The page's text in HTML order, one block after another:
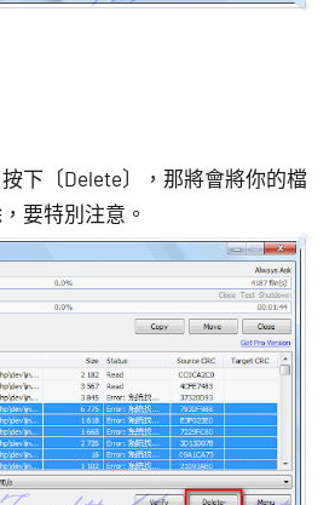
下〔Delete〕，那將會將你的檔
要特別注意。